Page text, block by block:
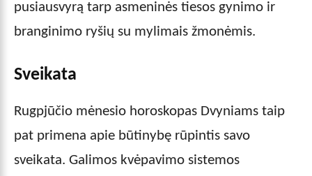
pusiausvyrą tarp asmeninės tiesos gynimo ir
branginimo ryšių su mylimais žmonėmis.
Sveikata
Rugpjūčio mėnesio horoskopas Dvyniams taip
pat primena apie būtinybę rūpintis savo
sveikata. Galimos kvėpavimo sistemos